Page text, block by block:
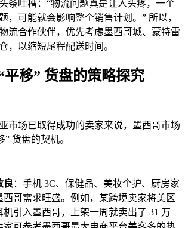
条吐槽：“物流问题真是让人头疼，一个
，可能就会影响整个销售计划。” 所以，
流合作伙伴，优先考虑墨西哥城、蒙特雷
，以缩短尾程配送时间。
平移” 货盘的策略探究
市场已取得成功的卖家来说，墨西哥市场
货盘的契机。
良 ：手机 3C、保健品、美妆个护、厨房家
西哥需求旺盛。例如，某跨境卖家将美区
机引入墨西哥，上架一周就卖出了 31 万